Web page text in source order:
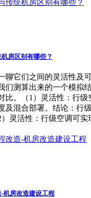
房区别有哪些？
聊它们之间的灵活性及
们测算出来的一个模拟
比。（1）灵活性：行
及混合部署。结论：行
灵活性：行级空调可
机房改造建设工程